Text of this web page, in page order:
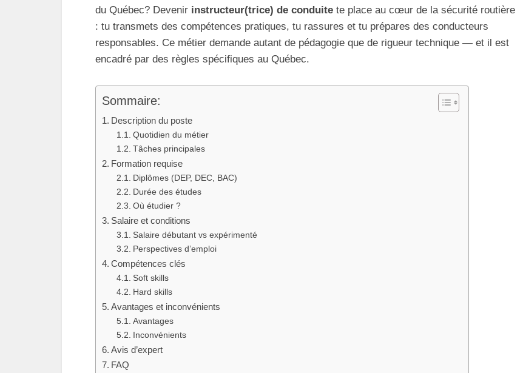
du Québec? Devenir instructeur(trice) de conduite te place au cœur de la sécurité routière
: tu transmets des compétences pratiques, tu rassures et tu prépares des conducteurs
responsables. Ce métier demande autant de pédagogie que de rigueur technique — et il est
encadré par des règles spécifiques au Québec.
Sommaire:
Description du poste
Quotidien du métier
Tâches principales
Formation requise
Diplômes (DEP, DEC, BAC)
Durée des études
Où étudier ?
Salaire et conditions
Salaire débutant vs expérimenté
Perspectives d’emploi
Compétences clés
Soft skills
Hard skills
Avantages et inconvénients
Avantages
Inconvénients
Avis d’expert
FAQ